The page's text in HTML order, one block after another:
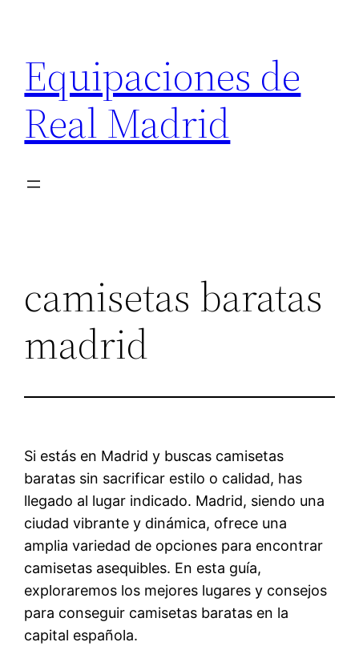
contenido
Equipaciones de
Real Madrid
camisetas baratas
madrid
Si estás en Madrid y buscas camisetas
baratas sin sacrificar estilo o calidad, has
llegado al lugar indicado. Madrid, siendo una
ciudad vibrante y dinámica, ofrece una
amplia variedad de opciones para encontrar
camisetas asequibles. En esta guía,
exploraremos los mejores lugares y consejos
para conseguir camisetas baratas en la
capital española.